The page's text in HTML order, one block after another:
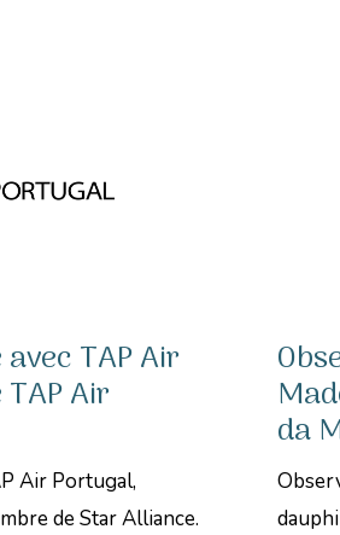
TAP Air
Air
Air Portugal,
de Star Alliance.
da